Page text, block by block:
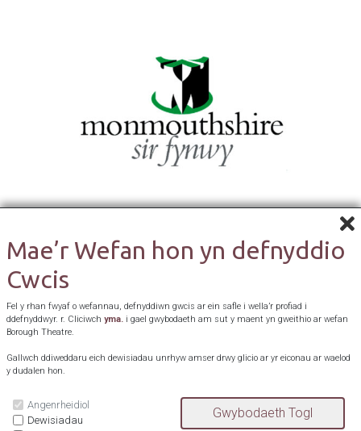
Mae’r Wefan hon yn defnyddio
Cwcis
Fel y rhan fwyaf o wefannau, defnyddiwn gwcis ar ein safle i wella’r profiad i
ddefnyddwyr. r. Cliciwch yma. i gael gwybodaeth am sut y maent yn gweithio ar wefan
Borough Theatre.
Gallwch ddiweddaru eich dewisiadau unrhyw amser drwy glicio ar yr eiconau ar waelod
y dudalen hon.
Angenrheidiol
Dewisiadau